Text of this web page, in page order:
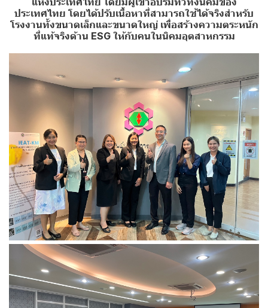
ประเทศไทย โดยได้ปรับเนื้อหาที่สามารถใช้ได้จริงสำหรับ
โรงงานทั้งขนาดเล็กและขนาดใหญ่ เพื่อสร้างความตระหนัก
ที่แท้จริงด้าน ESG ให้กับคนในนิคมอุตสาหกรรม